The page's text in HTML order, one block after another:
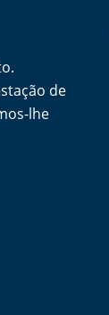
de
lhe